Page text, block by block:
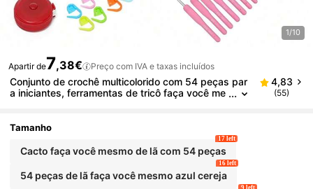
1/10
Apartir de7,38€ Preço com IVA e taxas incluídos
Conjunto de crochê multicolorido com 54 peças par
a iniciantes, ferramentas de tricô faça você me
al de estimação feito à mão, bolsa pequena, acessó
4,83
(55)
Tamanho
Cacto faça você mesmo de lã com 54 peças
17 left
54 peças de lã faça você mesmo azul cereja
16 left
9 left